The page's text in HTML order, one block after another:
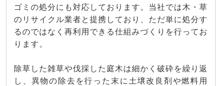
ゴミの処分にも対応しております。当社では木・草
のリサイクル業者と提携しており、ただ単に処分す
るのではなく再利用できる仕組みづくりを行ってお
ります。
除草した雑草や伐採した庭木は細かく破砕を繰り返
し、異物の除去を行った末に土壌改良剤や燃料用